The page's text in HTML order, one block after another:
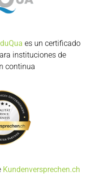
es un certificado
instituciones de
continua
Kundenversprechen.ch